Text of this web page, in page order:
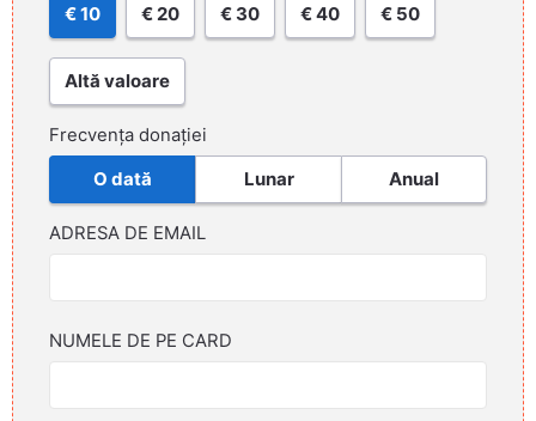
€ 10 € 20 € 30 € 40 € 50
Altă valoare
Frecvența donației
O dată Lunar Anual
ADRESA DE EMAIL
NUMELE DE PE CARD